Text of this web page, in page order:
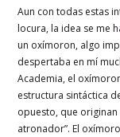
Aun con todas estas
locura, la idea se me
un oxímoron, algo
despertaba en mí
Academia, el
estructura sintáctica
opuesto, que
atronador”. El